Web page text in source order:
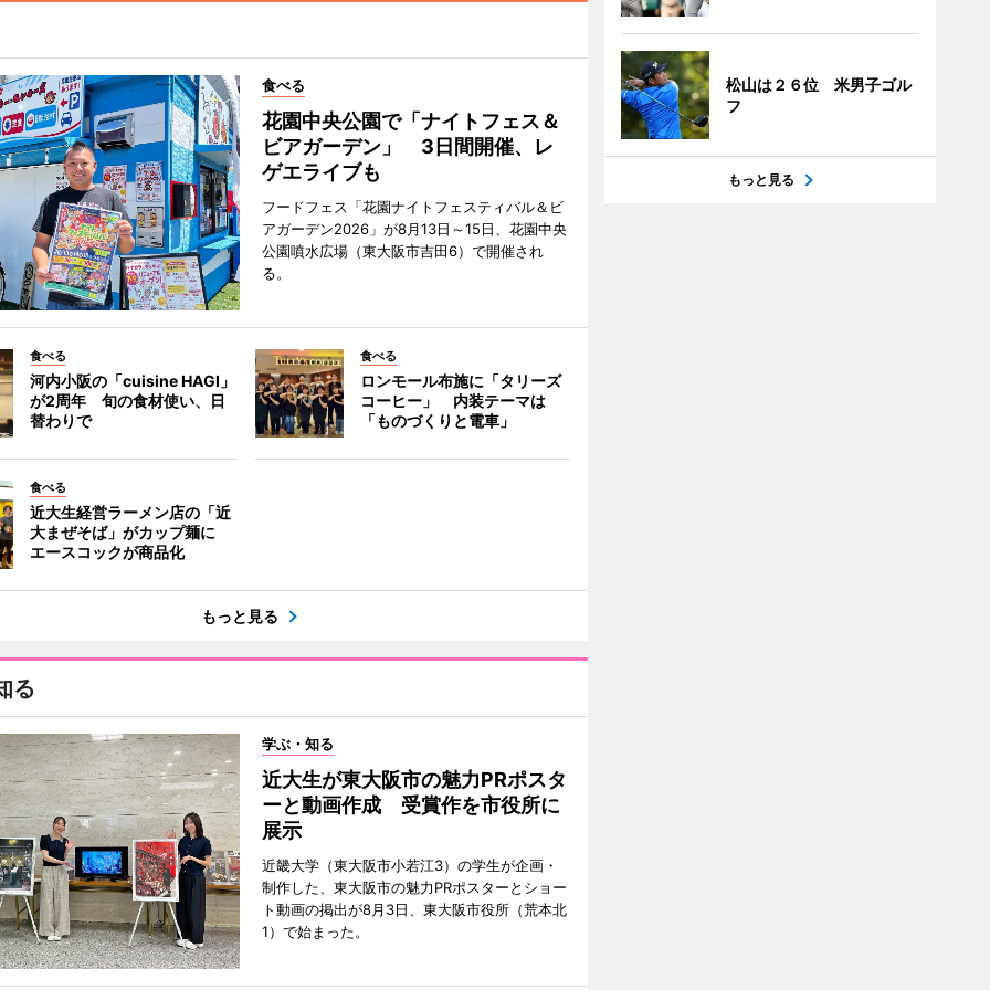
食べる
花園中央公園で「ナイトフェス＆
ビアガーデン」 3日間開催、レ
ゲエライブも
フードフェス「花園ナイトフェスティバル＆ビ
アガーデン2026」が8月13日～15日、花園中央
公園噴水広場（東大阪市吉田6）で開催され
る。
食べる
河内小阪の「cuisine HAGI」
が2周年 旬の食材使い、日
替わりで
食べる
ロンモール布施に「タリーズ
コーヒー」 内装テーマは
「ものづくりと電車」
食べる
近大生経営ラーメン店の「近
大まぜそば」がカップ麺に
エースコックが商品化
もっと見る
る
学ぶ・知る
近大生が東大阪市の魅力PRポスタ
ーと動画作成 受賞作を市役所に
展示
近畿大学（東大阪市小若江3）の学生が企画・
制作した、東大阪市の魅力PRポスターとショー
ト動画の掲出が8月3日、東大阪市役所（荒本北
1）で始まった。
松山は２６位 米男子ゴル
フ
もっと見る